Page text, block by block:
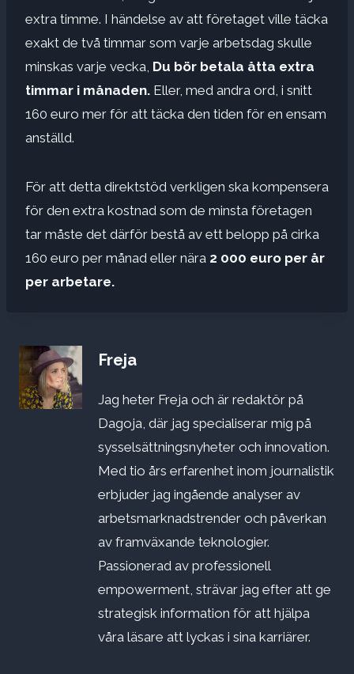
extra timme. I händelse av att företaget ville täcka
exakt de två timmar som varje arbetsdag skulle
minskas varje vecka, Du bör betala åtta extra
timmar i månaden. Eller, med andra ord, i snitt
160 euro mer för att täcka den tiden för en ensam
anställd.
För att detta direktstöd verkligen ska kompensera
för den extra kostnad som de minsta företagen
tar måste det därför bestå av ett belopp på cirka
160 euro per månad eller nära 2 000 euro per år
per arbetare.
Freja
Jag heter Freja och är redaktör på
Dagoja, där jag specialiserar mig på
sysselsättningsnyheter och innovation.
Med tio års erfarenhet inom journalistik
erbjuder jag ingående analyser av
arbetsmarknadstrender och påverkan
av framväxande teknologier.
Passionerad av professionell
empowerment, strävar jag efter att ge
strategisk information för att hjälpa
våra läsare att lyckas i sina karriärer.